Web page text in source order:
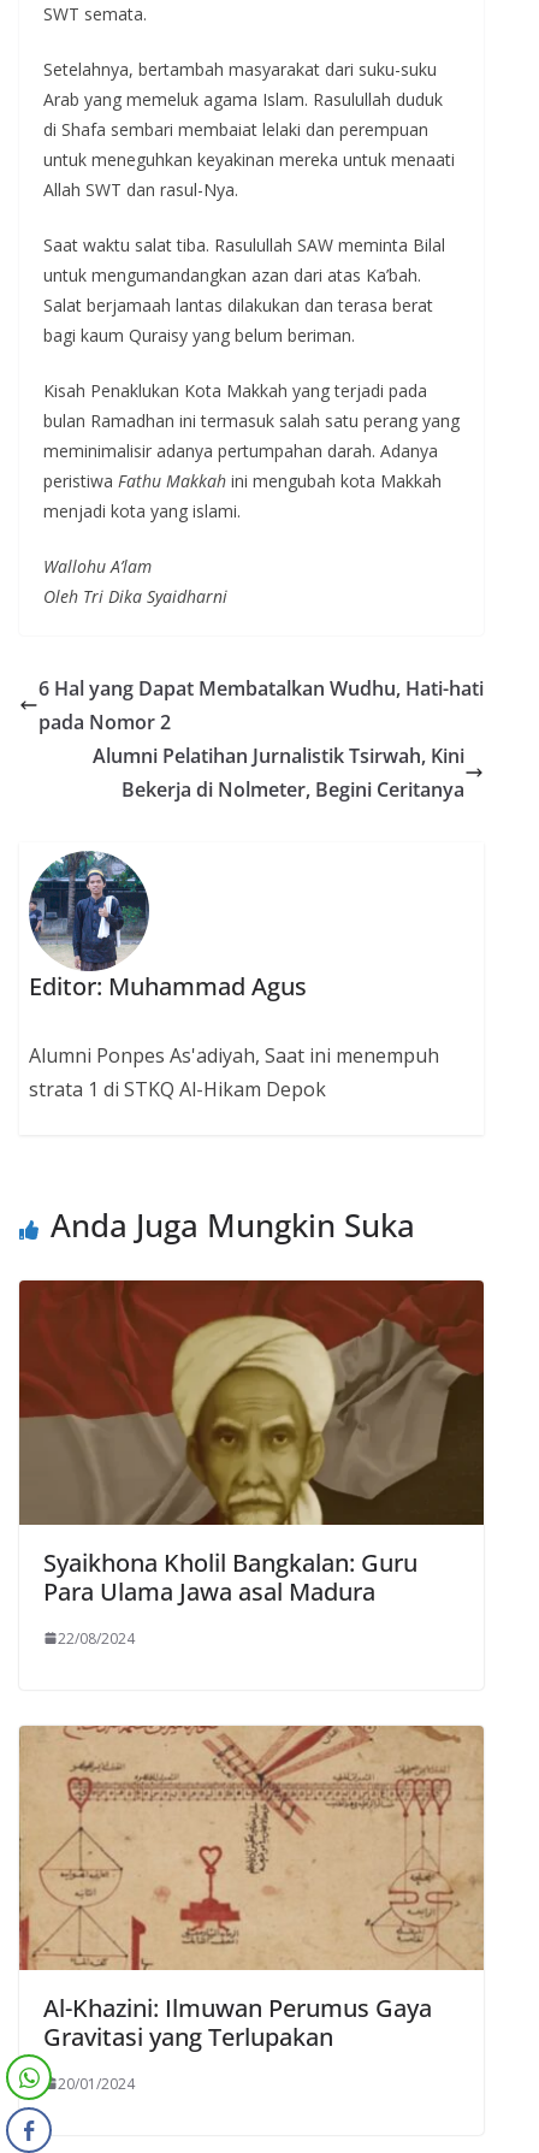
SWT semata.
Setelahnya, bertambah masyarakat dari suku-suku
Arab yang memeluk agama Islam. Rasulullah duduk
di Shafa sembari membaiat lelaki dan perempuan
untuk meneguhkan keyakinan mereka untuk menaati
Allah SWT dan rasul-Nya.
Saat waktu salat tiba. Rasulullah SAW meminta Bilal
untuk mengumandangkan azan dari atas Ka’bah.
Salat berjamaah lantas dilakukan dan terasa berat
bagi kaum Quraisy yang belum beriman.
Kisah Penaklukan Kota Makkah yang terjadi pada
bulan Ramadhan ini termasuk salah satu perang yang
meminimalisir adanya pertumpahan darah. Adanya
peristiwa Fathu Makkah ini mengubah kota Makkah
menjadi kota yang islami.
Wallohu A’lam
Oleh Tri Dika Syaidharni
6 Hal yang Dapat Membatalkan Wudhu, Hati-hati
pada Nomor 2
Alumni Pelatihan Jurnalistik Tsirwah, Kini
Bekerja di Nolmeter, Begini Ceritanya
Editor: Muhammad Agus
Alumni Ponpes As'adiyah, Saat ini menempuh
strata 1 di STKQ Al-Hikam Depok
Anda Juga Mungkin Suka
Syaikhona Kholil Bangkalan: Guru
Para Ulama Jawa asal Madura
22/08/2024
Al-Khazini: Ilmuwan Perumus Gaya
Gravitasi yang Terlupakan
20/01/2024